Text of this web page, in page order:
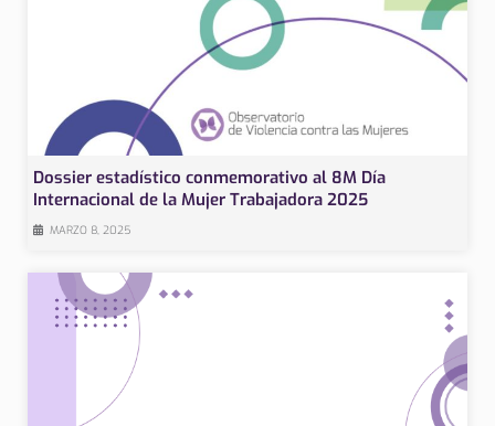
Dossier estadístico conmemorativo al 8M Día
Internacional de la Mujer Trabajadora 2025
MARZO 8, 2025